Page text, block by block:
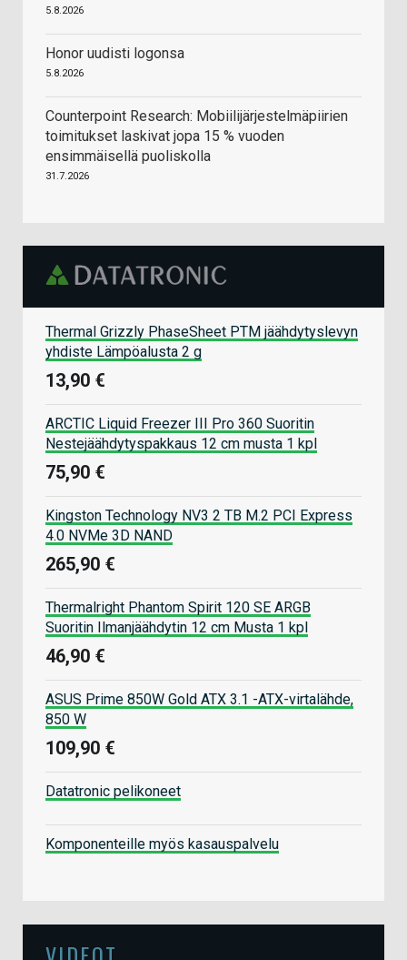
5.8.2026
Honor uudisti logonsa
5.8.2026
Counterpoint Research: Mobiilijärjestelmäpiirien
toimitukset laskivat jopa 15 % vuoden
ensimmäisellä puoliskolla
31.7.2026
Thermal Grizzly PhaseSheet PTM jäähdytyslevyn
yhdiste Lämpöalusta 2 g
13,90 €
ARCTIC Liquid Freezer III Pro 360 Suoritin
Nestejäähdytyspakkaus 12 cm musta 1 kpl
75,90 €
Kingston Technology NV3 2 TB M.2 PCI Express
4.0 NVMe 3D NAND
265,90 €
Thermalright Phantom Spirit 120 SE ARGB
Suoritin Ilmanjäähdytin 12 cm Musta 1 kpl
46,90 €
ASUS Prime 850W Gold ATX 3.1 -ATX-virtalähde,
850 W
109,90 €
Datatronic pelikoneet
Komponenteille myös kasauspalvelu